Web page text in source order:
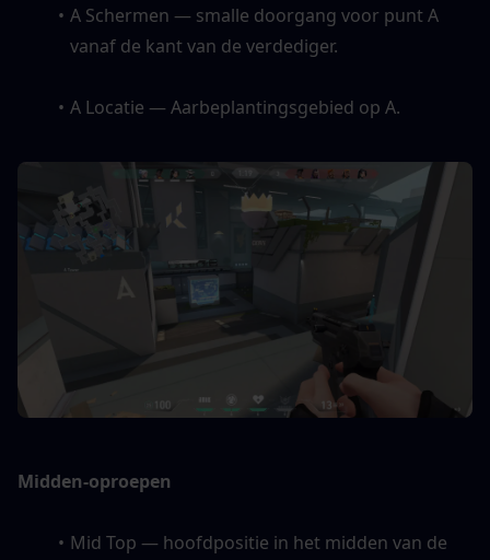
A Schermen — smalle doorgang voor punt A
vanaf de kant van de verdediger.
A Locatie — Aarbeplantingsgebied op A.
Midden-oproepen
Mid Top — hoofdpositie in het midden van de